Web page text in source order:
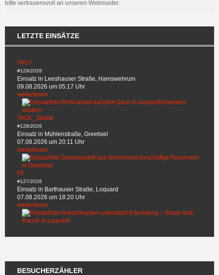
bitte vertrauensvoll an unseren Webmaster.
LETZTE EINSÄTZE
TH1Y
#129/2026
Einsatz in Leeshauser Straße, Hamswehrum
09.08.2026 um 05:17 Uhr
weiterlesen
THÖL_Straße
#128/2026
Einsatz in Mühlenstraße, Greetsiel
07.08.2026 um 20:11 Uhr
weiterlesen
F0
#127/2026
Einsatz in Barthauser Straße, Loquard
07.08.2026 um 18:20 Uhr
weiterlesen
BESUCHERZÄHLER